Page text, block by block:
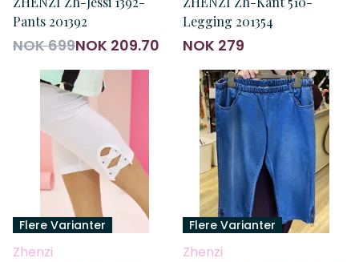
Pants 201392
NOK 699NOK 209.70
Legging 201354
NOK 279
Flere Varianter
Zhenzi
Flere Varianter
Zhenzi